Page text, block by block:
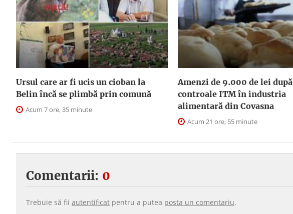
Ursul care ar fi ucis un cioban la
Belin încă se plimbă prin comună
Acum 7 ore, 35 minute
Amenzi de 9.000 de lei după
controale ITM în industria
alimentară din Covasna
Acum 21 ore, 55 minute
Comentarii: 0
Trebuie să fii autentificat pentru a putea posta un comentariu.